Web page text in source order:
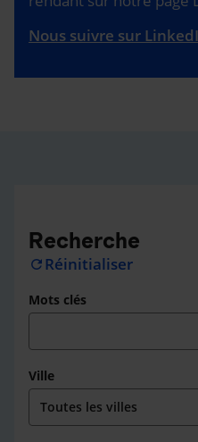
Nous suivre sur
Recherche
refresh Réinitialiser
Mots clés
Ville